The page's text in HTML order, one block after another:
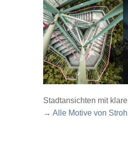
Stadtansichten mit
→ Alle Motive von